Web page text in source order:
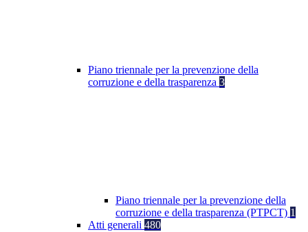
Piano triennale per la prevenzione della
corruzione e della trasparenza 3
Piano triennale per la prevenzione della
corruzione e della trasparenza (PTPCT) 1
Atti generali 480